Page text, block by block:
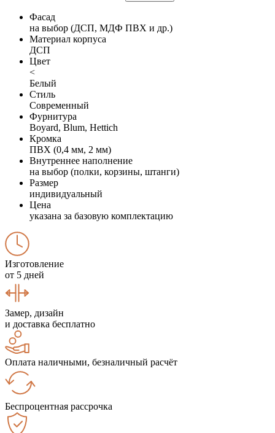
Фасад
на выбор (ДСП, МДФ ПВХ и др.)
Материал корпуса
ДСП
Цвет
<
Белый
Стиль
Современный
Фурнитура
Boyard, Blum, Hettich
Кромка
ПВХ (0,4 мм, 2 мм)
Внутреннее наполнение
на выбор (полки, корзины, штанги)
Размер
индивидуальный
Цена
указана за базовую комплектацию
Изготовление
от 5 дней
Замер, дизайн
и доставка бесплатно
Оплата наличными, безналичный расчёт
Беспроцентная рассрочка